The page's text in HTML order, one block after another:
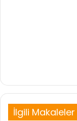
İlgili Makaleler